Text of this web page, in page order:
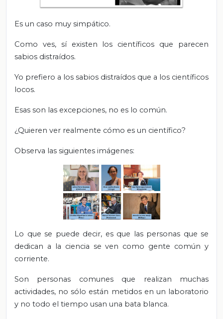
Es un caso muy simpático.
Como ves, sí existen los científicos que parecen
sabios distraídos.
Yo prefiero a los sabios distraídos que a los científicos
locos.
Esas son las excepciones, no es lo común.
¿Quieren ver realmente cómo es un científico?
Observa las siguientes imágenes:
Lo que se puede decir, es que las personas que se
dedican a la ciencia se ven como gente común y
corriente.
Son personas comunes que realizan muchas
actividades, no sólo están metidos en un laboratorio
y no todo el tiempo usan una bata blanca.